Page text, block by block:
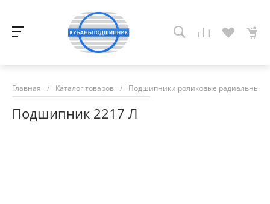
Главная / Каталог товаров / Подшипники роликовые радиальные
Подшипник 2217 Л